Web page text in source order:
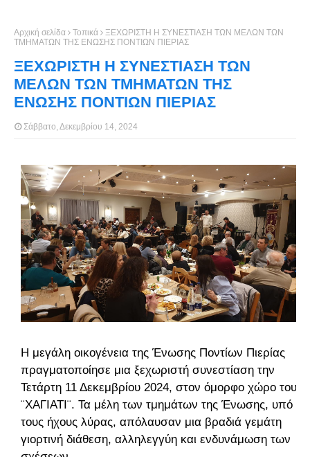
Αρχική σελίδα Τοπικά
ΞΕΧΩΡΙΣΤΗ Η ΣΥΝΕΣΤΙΑΣΗ ΤΩΝ ΜΕΛΩΝ ΤΩΝ
ΤΜΗΜΑΤΩΝ ΤΗΣ ΕΝΩΣΗΣ ΠΟΝΤΙΩΝ ΠΙΕΡΙΑΣ
ΞΕΧΩΡΙΣΤΗ Η ΣΥΝΕΣΤΙΑΣΗ ΤΩΝ
ΜΕΛΩΝ ΤΩΝ ΤΜΗΜΑΤΩΝ ΤΗΣ
ΕΝΩΣΗΣ ΠΟΝΤΙΩΝ ΠΙΕΡΙΑΣ
Σάββατο, Δεκεμβρίου 14, 2024
Η μεγάλη οικογένεια της Ένωσης Ποντίων Πιερίας
πραγματοποίησε μια ξεχωριστή συνεστίαση την
Τετάρτη 11 Δεκεμβρίου 2024, στον όμορφο χώρο του
¨ΧΑΓΙΑΤΙ¨. Τα μέλη των τμημάτων της Ένωσης, υπό
τους ήχους λύρας, απόλαυσαν μια βραδιά γεμάτη
γιορτινή διάθεση, αλληλεγγύη και ενδυνάμωση των